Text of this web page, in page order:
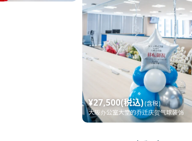
¥27,500(税込)(含税)
大阪办公室大堂的乔迁庆贺气球装饰